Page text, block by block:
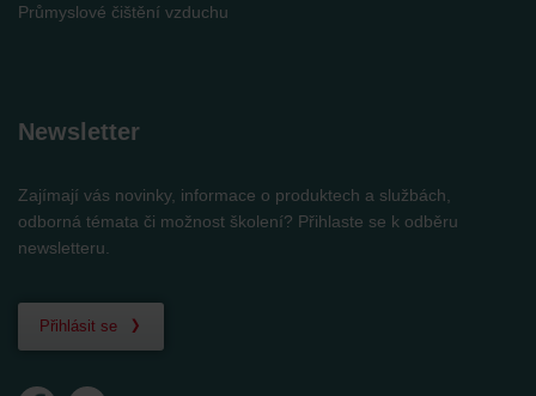
Průmyslové čištění vzduchu
Newsletter
Zajímají vás novinky, informace o produktech a službách,
odborná témata či možnost školení? Přihlaste se k odběru
newsletteru.
Přihlásit se